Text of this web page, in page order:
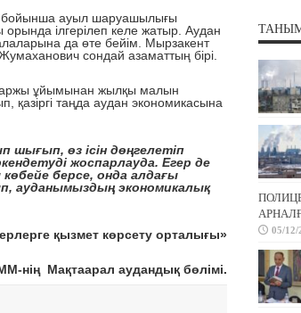
бойынша ауыл шаруашылығы
ілгерілеп келе жатыр. Аудан
да өте бейім. Мырзакент
сондай азаматтың бірі.
ұйымынан жылқы малын
қазіргі таңда аудан экономикасына
шығып, өз ісін дөңгелетіп
жоспарлауда. Егер де
көбейе берсе, онда алдағы
ауданымыздың экономикалық
қызмет көрсету орталығы»
нің Мақтаарал аудандық бөлімі.
05/12/